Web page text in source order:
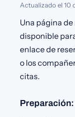
Actualizado el 10
Una página
disponible
enlace de
o los
citas.